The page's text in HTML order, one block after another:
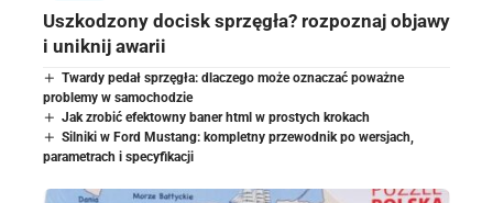
Uszkodzony docisk sprzęgła? rozpoznaj objawy
i uniknij awarii
Twardy pedał sprzęgła: dlaczego może oznaczać poważne
problemy w samochodzie
Jak zrobić efektowny baner html w prostych krokach
Silniki w Ford Mustang: kompletny przewodnik po wersjach,
parametrach i specyfikacji